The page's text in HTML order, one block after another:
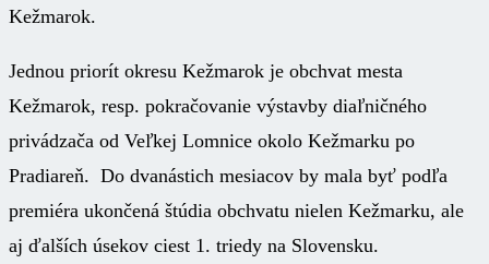
Kežmarok.
Jednou priorít okresu Kežmarok je obchvat mesta
Kežmarok, resp. pokračovanie výstavby diaľničného
privádzača od Veľkej Lomnice okolo Kežmarku po
Pradiareň. Do dvanástich mesiacov by mala byť podľa
premiéra ukončená štúdia obchvatu nielen Kežmarku, ale
aj ďalších úsekov ciest 1. triedy na Slovensku.